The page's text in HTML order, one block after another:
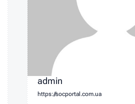
admin
https://socportal.com.ua